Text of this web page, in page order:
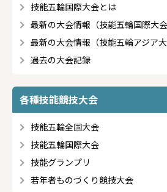
技能五輪国際大会とは
最新の大会情報（技能五輪国際大会
最新の大会情報（技能五輪アジア大
過去の大会記録
各種技能競技大会
技能五輪全国大会
技能五輪国際大会
技能グランプリ
若年者ものづくり競技大会